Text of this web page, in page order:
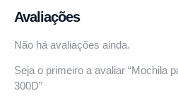
Avaliações
Não há avaliações ainda.
Seja o primeiro a avaliar “Mochila
300D”